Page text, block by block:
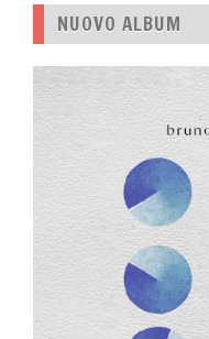
NUOVO ALBUM